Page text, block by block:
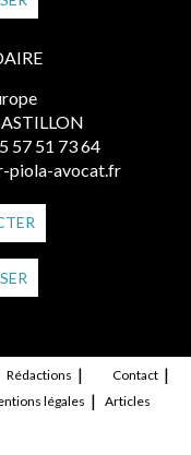
57 51 73 64
piola-avocat.fr
Rédactions
Contact
légales Articles